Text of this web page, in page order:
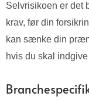
Selvrisikoen er det
krav, før din
kan sænke din
hvis du skal indgive